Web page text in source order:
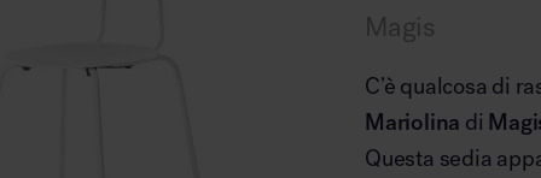
Magis
C’è qualcosa di
Mariolina di
Questa sedia